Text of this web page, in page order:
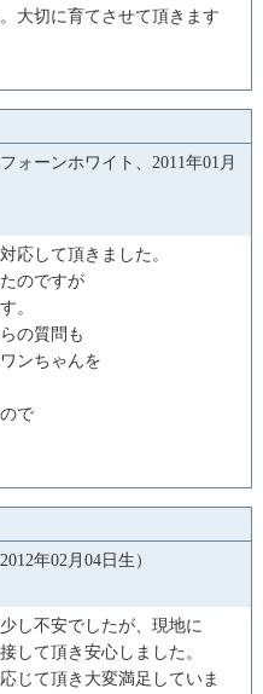
大切に育てさせて頂きます
ォーンホワイト、2011年01月
応して頂きました。
のですが
。
の質問も
ンちゃんを
で
年02月04日生）
し不安でしたが、現地に
して頂き安心しました。
じて頂き大変満足していま